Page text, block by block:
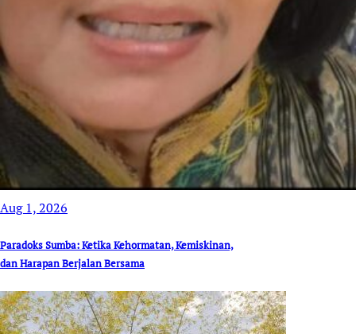
Aug 1, 2026
Paradoks Sumba: Ketika Kehormatan, Kemiskinan,
dan Harapan Berjalan Bersama